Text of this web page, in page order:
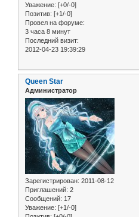
Уважение: [+0/-0]
Позитив: [+1/-0]
Провел на форуме:
3 часа 8 минут
Последний визит:
2012-04-23 19:39:29
Queen Star
Администратор
Зарегистрирован: 2011-08-12
Приглашений: 2
Сообщений: 17
Уважение: [+1/-0]